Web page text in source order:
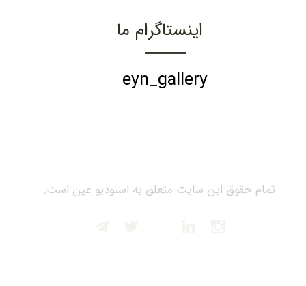
تمام حقوق این سایت متعلق به استودیو عین است.
اینستاگرام ما
eyn_gallery